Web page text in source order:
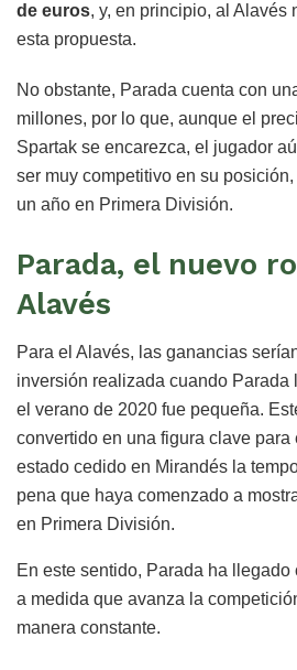
de euros, y, en principio, al Alavés
esta propuesta.
No obstante, Parada cuenta con
millones, por lo que, aunque el
Spartak se encarezca, el jugador
ser muy competitivo en su
un año en Primera División.
Parada, el nuevo
Alavés
Para el Alavés, las ganancias
inversión realizada cuando Parada
el verano de 2020 fue pequeña.
convertido en una figura clave para
estado cedido en Mirandés la
pena que haya comenzado a
en Primera División.
En este sentido, Parada ha llegado
a medida que avanza la
manera constante.